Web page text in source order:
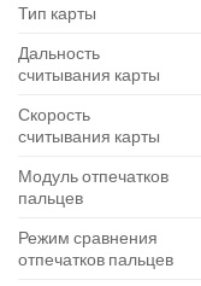
Тип карты
Дальность
считывания карты
Скорость
считывания карты
Модуль отпечатков
пальцев
Режим сравнения
отпечатков пальцев